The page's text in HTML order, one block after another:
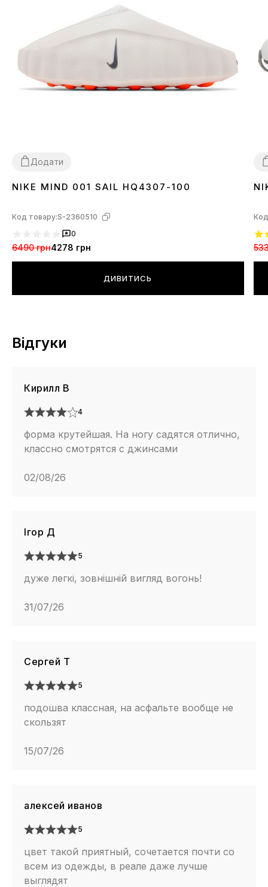
Додати
3738 39 40 41 42 43 44
NIKE MIND 001 SAIL HQ4307-100
Код товару:S-2360510
0
6490 грн4278 грн
ДИВИТИСЬ
Відгуки
Кирилл В
4
форма крутейшая. На ногу садятся отлично,
классно смотрятся с джинсами
02/08/26
Ігор Д
5
дуже легкі, зовнішній вигляд вогонь!
31/07/26
Сергей Т
5
подошва классная, на асфальте вообще не
скользят
15/07/26
алексей иванов
5
цвет такой приятный, сочетается почти со
всем из одежды, в реале даже лучше
выглядят